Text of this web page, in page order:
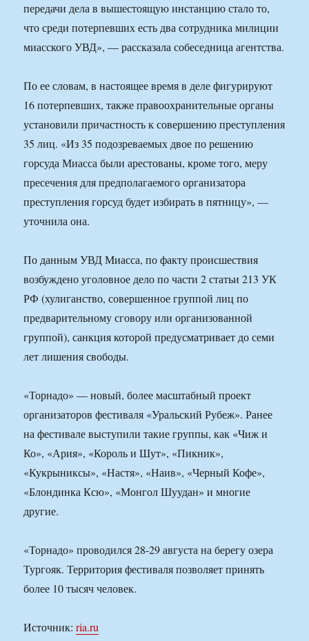
передачи дела в вышестоящую инстанцию стало то,
что среди потерпевших есть два сотрудника милиции
миасского УВД», — рассказала собеседница агентства.
По ее словам, в настоящее время в деле фигурируют
16 потерпевших, также правоохранительные органы
установили причастность к совершению преступления
35 лиц. «Из 35 подозреваемых двое по решению
горсуда Миасса были арестованы, кроме того, меру
пресечения для предполагаемого организатора
преступления горсуд будет избирать в пятницу», —
уточнила она.
По данным УВД Миасса, по факту происшествия
возбуждено уголовное дело по части 2 статьи 213 УК
РФ (хулиганство, совершенное группой лиц по
предварительному сговору или организованной
группой), санкция которой предусматривает до семи
лет лишения свободы.
«Торнадо» — новый, более масштабный проект
организаторов фестиваля «Уральский Рубеж». Ранее
на фестивале выступили такие группы, как «Чиж и
Ко», «Ария», «Король и Шут», «Пикник»,
«Кукрыниксы», «Настя», «Наив», «Черный Кофе»,
«Блондинка Ксю», «Монгол Шуудан» и многие
другие.
«Торнадо» проводился 28-29 августа на берегу озера
Тургояк. Территория фестиваля позволяет принять
более 10 тысяч человек.
Источник:ria.ru